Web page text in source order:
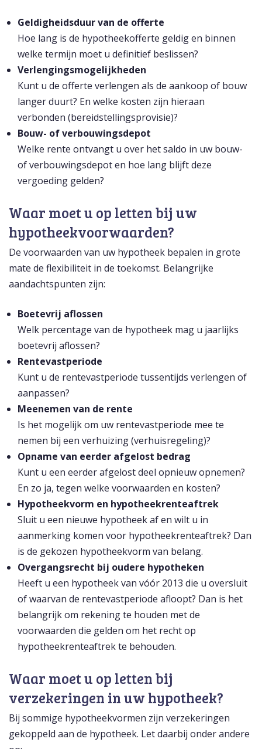
Geldigheidsduur van de offerte
Hoe lang is de hypotheekofferte geldig en binnen
welke termijn moet u definitief beslissen?
Verlengingsmogelijkheden
Kunt u de offerte verlengen als de aankoop of bouw
langer duurt? En welke kosten zijn hieraan
verbonden (bereidstellingsprovisie)?
Bouw- of verbouwingsdepot
Welke rente ontvangt u over het saldo in uw bouw-
of verbouwingsdepot en hoe lang blijft deze
vergoeding gelden?
Waar moet u op letten bij uw
hypotheekvoorwaarden?
De voorwaarden van uw hypotheek bepalen in grote
mate de flexibiliteit in de toekomst. Belangrijke
aandachtspunten zijn:
Boetevrij aflossen
Welk percentage van de hypotheek mag u jaarlijks
boetevrij aflossen?
Rentevastperiode
Kunt u de rentevastperiode tussentijds verlengen of
aanpassen?
Meenemen van de rente
Is het mogelijk om uw rentevastperiode mee te
nemen bij een verhuizing (verhuisregeling)?
Opname van eerder afgelost bedrag
Kunt u een eerder afgelost deel opnieuw opnemen?
En zo ja, tegen welke voorwaarden en kosten?
Hypotheekvorm en hypotheekrenteaftrek
Sluit u een nieuwe hypotheek af en wilt u in
aanmerking komen voor hypotheekrenteaftrek? Dan
is de gekozen hypotheekvorm van belang.
Overgangsrecht bij oudere hypotheken
Heeft u een hypotheek van vóór 2013 die u oversluit
of waarvan de rentevastperiode afloopt? Dan is het
belangrijk om rekening te houden met de
voorwaarden die gelden om het recht op
hypotheekrenteaftrek te behouden.
Waar moet u op letten bij
verzekeringen in uw hypotheek?
Bij sommige hypotheekvormen zijn verzekeringen
gekoppeld aan de hypotheek. Let daarbij onder andere